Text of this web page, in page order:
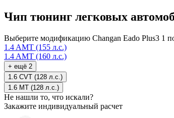
Чип тюнинг легковых
Выберите модификацию Changan Eado Plus3 1
1.4 AMT (155 л.с.)
1.4 AMT (160 л.с.)
+ ещё 2
1.6 CVT (128 л.с.)
1.6 MT (128 л.с.)
Не нашли то, что искали?
Закажите индивидуальный расчет